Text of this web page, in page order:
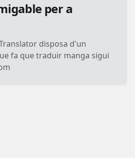
per a
disposa d'un
fa que traduir manga sigui